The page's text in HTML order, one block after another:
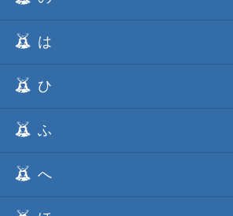
目次
は
ひ
ふ
へ